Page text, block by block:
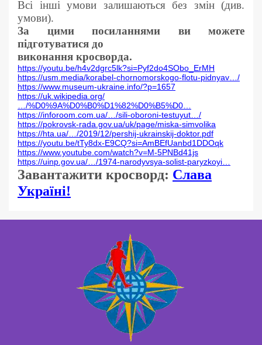
Всі інші умови залишаються без змін (див.
умови).
За цими посиланнями ви можете
підготуватися до
виконання кросворда.
https://youtu.be/h4v2dgrc5lk?si=Pyf2do4SObo_ErMH
https://usm.media/korabel-chornomorskogo-flotu-pidnyav…/
https://www.museum-ukraine.info/?p=1657
https://uk.wikipedia.org/
…/%D0%9A%D0%B0%D1%82%D0%B5%D0…
https://inforoom.com.ua/…/sili-oboroni-testuyut…/
https://pokrovsk-rada.gov.ua/uk/page/miska-simvolika
https://hta.ua/…/2019/12/pershij-ukrainskij-doktor.pdf
https://youtu.be/tTy8dx-E9CQ?si=AmBEfUanbd1DDOqk
https://www.youtube.com/watch?v=M-5PNBd41js
https://uinp.gov.ua/…/1974-narodyvsya-solist-paryzkoyi…
Завантажити кросворд: Слава
Україні!